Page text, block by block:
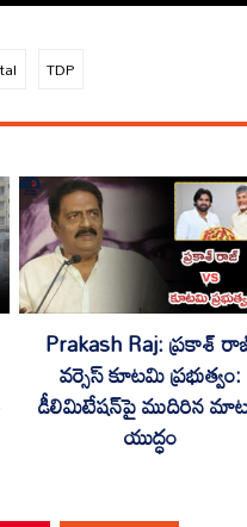
TDP
Prakash Raj: ప్రకాశ్
వర్సెస్ కూటమి ప్రభుత్వం:
డీలిమిటేషన్‌పై ముదిరిన
యుద్ధం